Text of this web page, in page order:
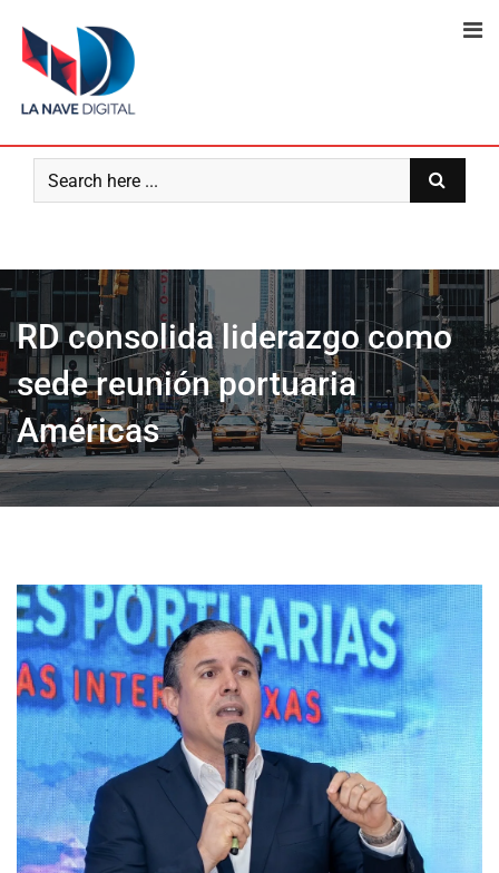
content
RD consolida liderazgo como
sede reunión portuaria
Américas